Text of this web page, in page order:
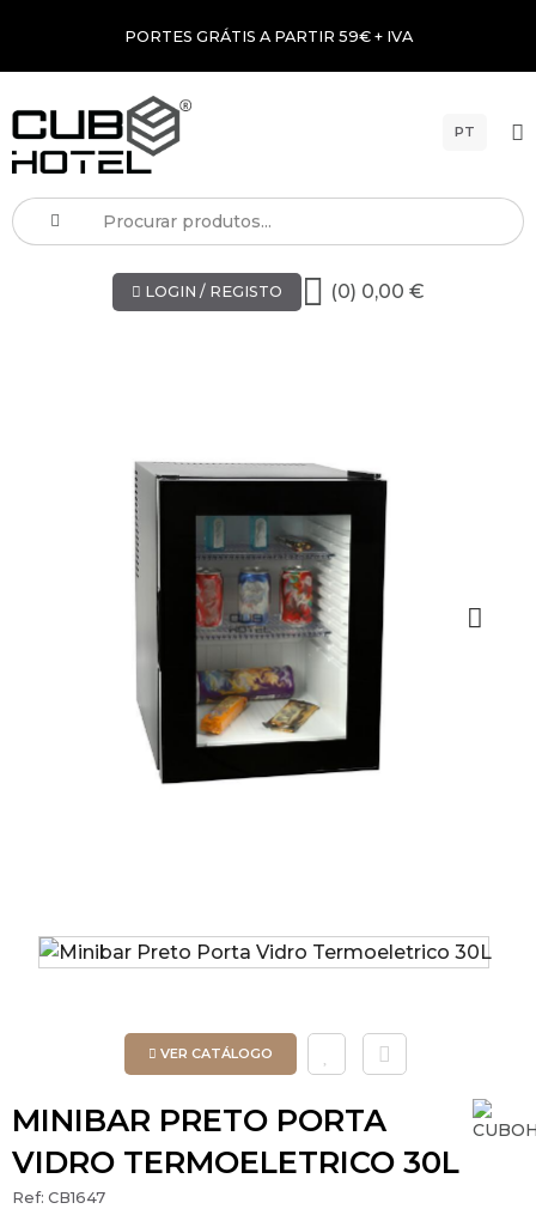
PORTES GRÁTIS A PARTIR 59€ + IVA
PT
LOGIN / REGISTO (0) 0,00 €
VER CATÁLOGO
MINIBAR PRETO PORTA
VIDRO TERMOELETRICO 30L
Ref: CB1647